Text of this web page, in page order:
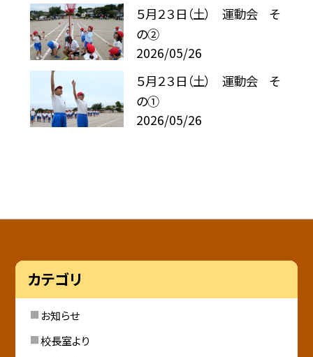
５月２３日（土） 運動会 そ
の②
2026/05/26
５月２３日（土） 運動会 そ
の①
2026/05/26
カテゴリ
お知らせ
校長室より